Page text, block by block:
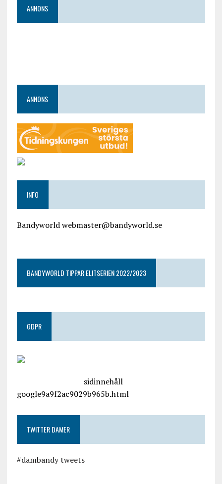
ANNONS
ANNONS
INFO
Bandyworld webmaster@bandyworld.se
BANDYWORLD TIPPAR ELITSERIEN 2022/2023
GDPR
sidinnehåll
google9a9f2ac9029b965b.html
TWITTER DAMER
#dambandy tweets